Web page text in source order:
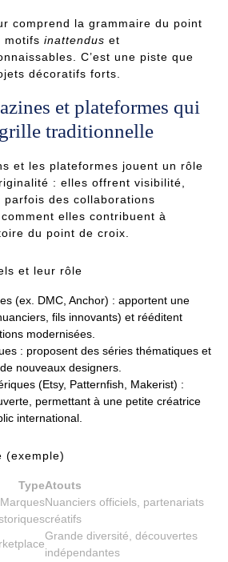
comprend la grammaire du point
motifs inattendus et
C’est une piste que
décoratifs forts.
et plateformes qui
traditionnelle
et les plateformes jouent un rôle
: elles offrent visibilité,
des collaborations
elles contribuent à
du point de croix.
et leur rôle
(ex. DMC, Anchor) : apportent une
fils innovants) et rééditent
modernisées.
: proposent des séries thématiques et
nouveaux designers.
(Etsy, Patternfish, Makerist) :
permettant à une petite créatrice
international.
(exemple)
TypeAtouts
MarquesNuanciers officiels, partenariats
créatifs
Grande diversité, découvertes
indépendantes